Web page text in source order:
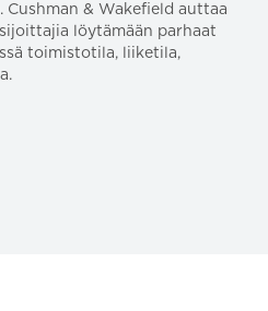
Cushman & Wakefield auttaa
löytämään parhaat
toimistotila, liiketila,